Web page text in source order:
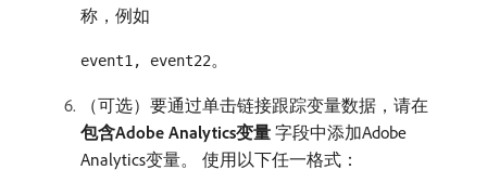
称，例如
event1, event22。
（可选）要通过单击链接跟踪变量数据，请在​
包含Adobe Analytics变量 ​字段中添加Adobe
Analytics变量。 使用以下任一格式：